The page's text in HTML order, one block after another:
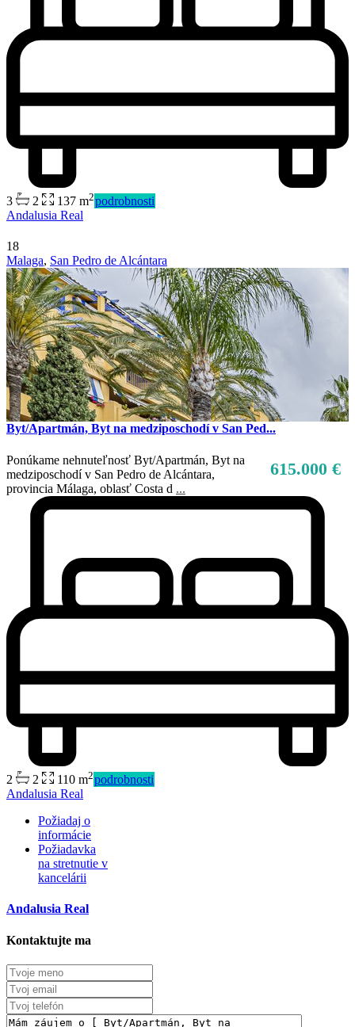
Mimo trhu
Mimo trhu
3 2 137 m2podrobnosti
Andalusia Real
18
Malaga, San Pedro de Alcántara
Byt/Apartmán, Byt na medziposchodí v San Ped...
615.000 €
Ponúkame nehnuteľnosť Byt/Apartmán, Byt na
medziposchodí v San Pedro de Alcántara,
provincia Málaga, oblasť Costa d ...
2 2 110 m2podrobnosti
Andalusia Real
Požiadaj o
informácie
Požiadavka
na stretnutie v
kancelárii
Andalusia Real
Kontaktujte ma